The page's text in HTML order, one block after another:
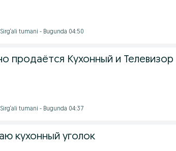
Sirg‘ali tumani - Bugunda 04:50
продаётся Кухонный и Телевизор
Sirg‘ali tumani - Bugunda 04:37
кухонный уголок